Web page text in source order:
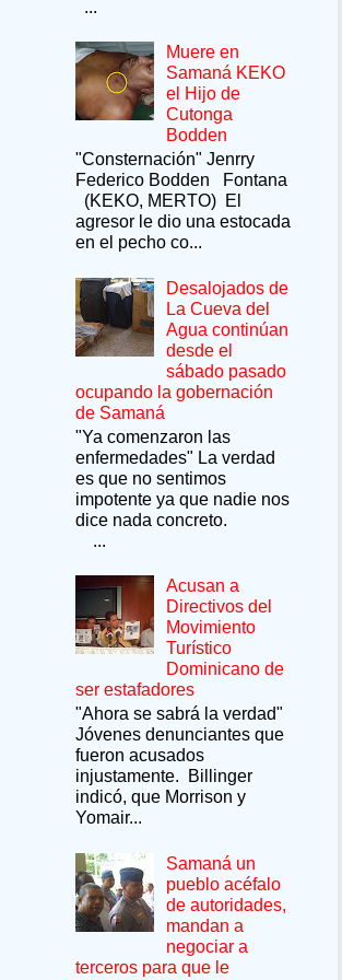
UN
...
Muere en
Samaná KEKO
el Hijo de
Cutonga
Bodden
"Consternación" Jenrry
Federico Bodden Fontana
(KEKO, MERTO) El
agresor le dio una estocada
en el pecho co...
Desalojados de
La Cueva del
Agua continúan
desde el
sábado pasado
ocupando la gobernación
de Samaná
"Ya comenzaron las
enfermedades" La verdad
es que no sentimos
impotente ya que nadie nos
dice nada concreto.
...
Acusan a
Directivos del
Movimiento
Turístico
Dominicano de
ser estafadores
"Ahora se sabrá la verdad"
Jóvenes denunciantes que
fueron acusados
injustamente. Billinger
indicó, que Morrison y
Yomair...
Samaná un
pueblo acéfalo
de autoridades,
mandan a
negociar a
terceros para que le